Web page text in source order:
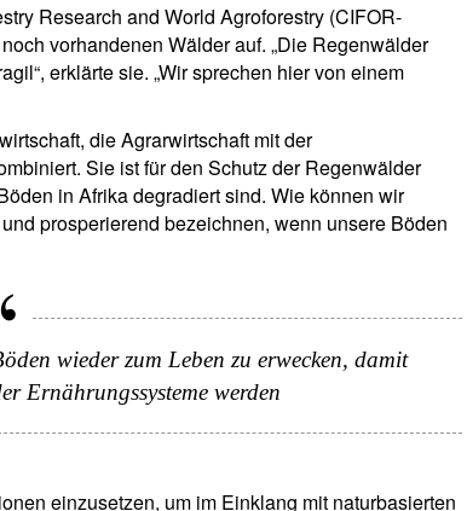
Research and World Agroforestry (CIFOR-
vorhandenen Wälder auf. „Die Regenwälder
erklärte sie. „Wir sprechen hier von einem
die Agrarwirtschaft mit der
Sie ist für den Schutz der Regenwälder
in Afrika degradiert sind. Wie können wir
prosperierend bezeichnen, wenn unsere Böden
wieder zum Leben zu erwecken, damit
Ernährungssysteme werden
einzusetzen, um im Einklang mit naturbasierten